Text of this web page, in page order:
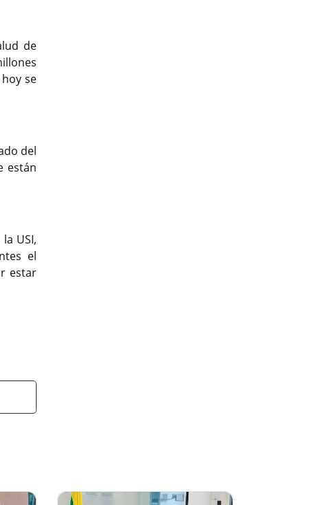
de
se
del
están
USI,
el
estar